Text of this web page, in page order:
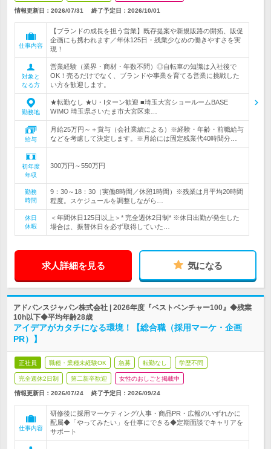
情報更新日：2026/07/31 終了予定日： 2026/10/01
仕事内容
【ブランドの成長を担う営業】既存提案や新規販路の開拓、販促
企画にも携われます／年休125日・残業少なめの働きやすさを実
現！
対象と
なる方
営業経験（業界・商材・年数不問）◎自転車の知識は入社後で
OK！売るだけでなく、ブランドや事業を育てる営業に挑戦した
い方を歓迎します。
勤務地
★転勤なし ★U・Iターン歓迎 ■埼玉大宮ショールームBASE
WIMO 埼玉県さいたま市大宮区東…
給与
月給25万円～＋賞与（会社業績による）※経験・年齢・前職給与
などを考慮して決定します。※月給には固定残業代40時間分…
初年度
年収
300万円～550万円
勤務
時間
9：30～18：30（実働8時間／休憩1時間）※残業は月平均20時間
程度。スケジュールを調整しながら…
休日
休暇
＜年間休日125日以上＞* 完全週休2日制* ※休日出勤が発生した
場合は、振替休日を必ず取得していた…
求人詳細を見る 気になる
アドバンスジャパン株式会社 | 2026年度『ベストベンチャー100』◆残業
10h以下◆平均年齢28歳
アイデアがカタチになる環境！【総合職（採用マーケ・企画
PR）】
正社員 職種・業種未経験OK 急募 転勤なし 学歴不問
完全週休2日制 第二新卒歓迎 女性のおしごと掲載中
情報更新日：2026/07/24 終了予定日： 2026/09/24
仕事内容
研修後に採用マーケティング/人事・商品PR・広報のいずれかに
配属◆「やってみたい」を仕事にできる◆定期面談でキャリアを
サポート